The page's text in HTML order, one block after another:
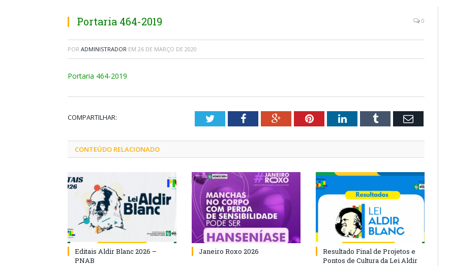
Portaria 464-2019 0
POR ADMINISTRADOR EM 26 DE MARÇO DE 2020
Portaria 464-2019
COMPARTILHAR: TwitterFacebookGoogle+PinterestLinkedInTumblr Email
CONTEÚDO RELACIONADO
Editais Aldir Blanc 2026 –
PNAB
Janeiro Roxo 2026
Resultado Final de Projetos e
Pontos de Cultura da Lei Aldir